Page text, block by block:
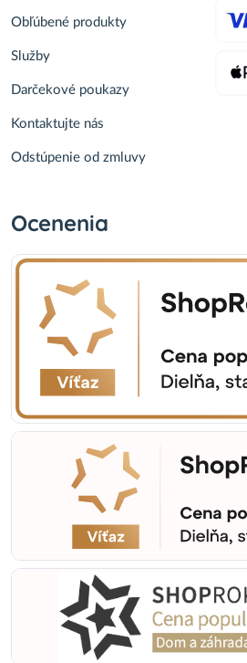
Obľúbené produkty
Služby
Darčekové poukazy
Kontaktujte nás
Odstúpenie od zmluvy
Ocenenia